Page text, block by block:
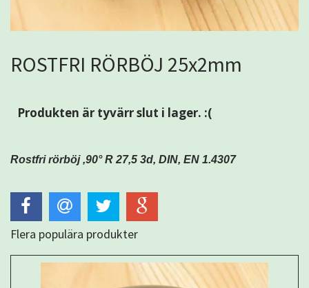
ROSTFRI RÖRBÖJ 25x2mm
Produkten är tyvärr slut i lager. :(
Rostfri rörböj ,90° R 27,5 3d, DIN, EN 1.4307
Flera populära produkter